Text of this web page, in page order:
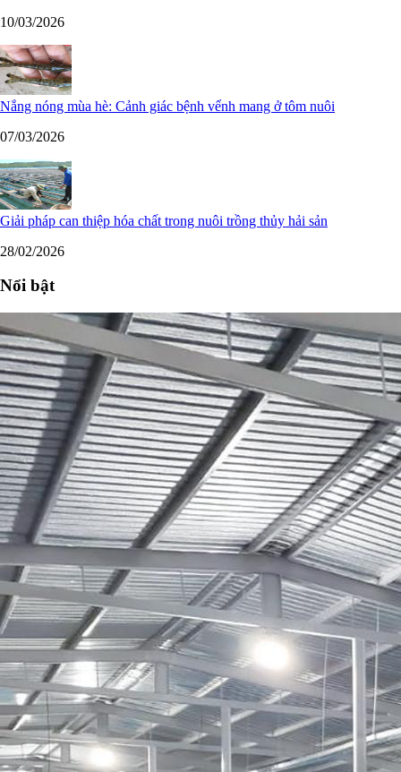
10/03/2026
Nắng nóng mùa hè: Cảnh giác bệnh vểnh mang ở tôm nuôi
07/03/2026
Giải pháp can thiệp hóa chất trong nuôi trồng thủy hải sản
28/02/2026
Nổi bật